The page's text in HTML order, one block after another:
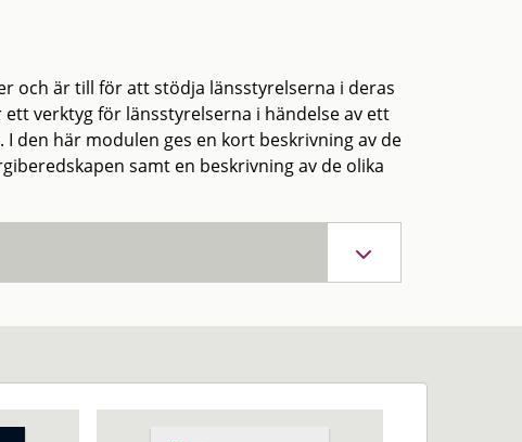
och är till för att stödja länsstyrelserna i deras
verktyg för länsstyrelserna i händelse av ett
den här modulen ges en kort beskrivning av de
samt en beskrivning av de olika